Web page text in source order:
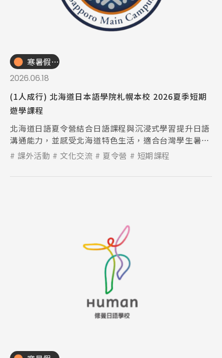
寒暑假遊學團
2026.06.18
(1人成行) 北海道日本語學院札幌本校 2026夏季短期
遊學課程
北海道日語夏令營結合日語課程與沉浸式學習提升日語
溝通能力，並感受北海道特色生活，適合台灣學生暑期
短期遊學與留學初體驗。
課外活動 文化交流 夏令營 短期課程